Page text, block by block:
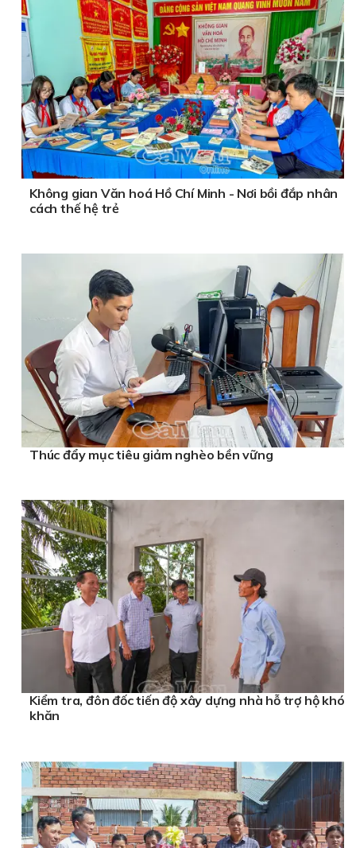
Không gian Văn hoá Hồ Chí Minh - Nơi bồi đắp nhân
cách thế hệ trẻ
Thúc đẩy mục tiêu giảm nghèo bền vững
Kiểm tra, đôn đốc tiến độ xây dựng nhà hỗ trợ hộ khó
khăn